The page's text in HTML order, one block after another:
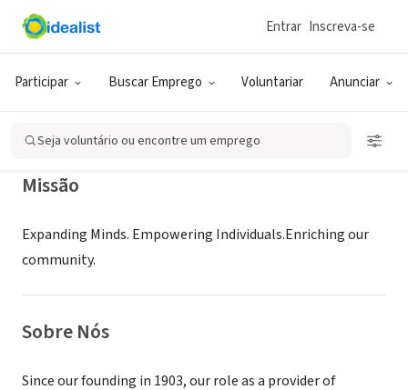
Participar Buscar Emprego Voluntariar Anunciar
Entrar Inscreva-se
Seja voluntário ou encontre um emprego
GOVERNO (SETOR PÚBLICO)
Charlotte Mecklenburg Library
Missão
Expanding Minds. Empowering Individuals.Enriching our
community.
Sobre Nós
Since our founding in 1903, our role as a provider of